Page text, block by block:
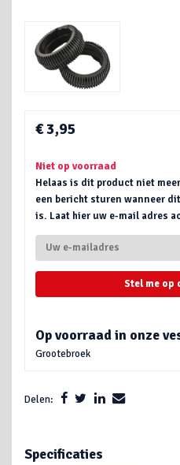
€ 3,95
Niet op voorraad
Helaas is dit product niet
een bericht sturen wanneer
is. Laat hier uw e-mail adres
Stel me op
Op voorraad in onze
Grootebroek
Delen:
Specificaties